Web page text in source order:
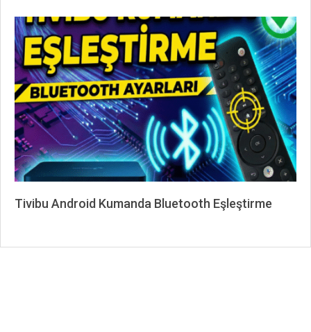
Tivibu Android Kumanda Bluetooth Eşleştirme